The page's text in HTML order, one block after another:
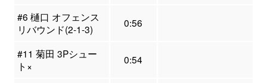
#6 樋口 オフェンス
リバウンド(2-1-3)
0:56
#11 菊田 3Pシュー
ト×
0:54